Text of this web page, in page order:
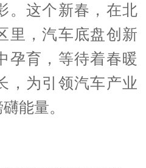
。这个新春，在北
里，汽车底盘创新
孕育，等待着春暖
，为引领汽车产业
能量。